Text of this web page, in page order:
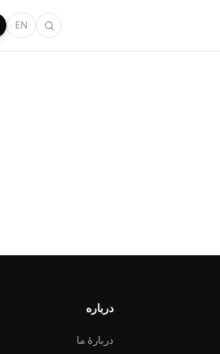
EN
درباره
دربارهٔ ما